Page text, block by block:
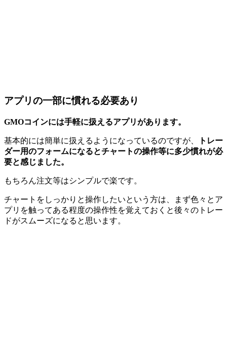
アプリの一部に慣れる必要あり
GMOコインには手軽に扱えるアプリがあります。
基本的には簡単に扱えるようになっているのですが、
トレー
ダー用のフォームになるとチャートの操作等に多少慣れが必
要と感じました。
もちろん注文等はシンプルで楽です。
チャートをしっかりと操作したいという方は、まず色々とア
プリを触ってある程度の操作性を覚えておくと後々のトレー
ドがスムーズになると思います。